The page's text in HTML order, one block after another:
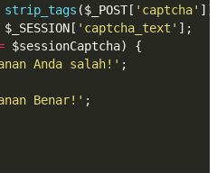
strip_tags ($_POST[ 'captcha'
'captcha_text' ];
$sessionCaptcha) {
Anda salah!' ;
Benar!' ;